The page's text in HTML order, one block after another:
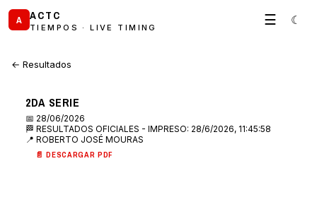
A ACTC
TIEMPOS · LIVE TIMING ☰ ☾
← Resultados
2DA SERIE
📅 28/06/2026
🏁 RESULTADOS OFICIALES - IMPRESO: 28/6/2026, 11:45:58
📍 ROBERTO JOSÉ MOURAS
📄 DESCARGAR PDF